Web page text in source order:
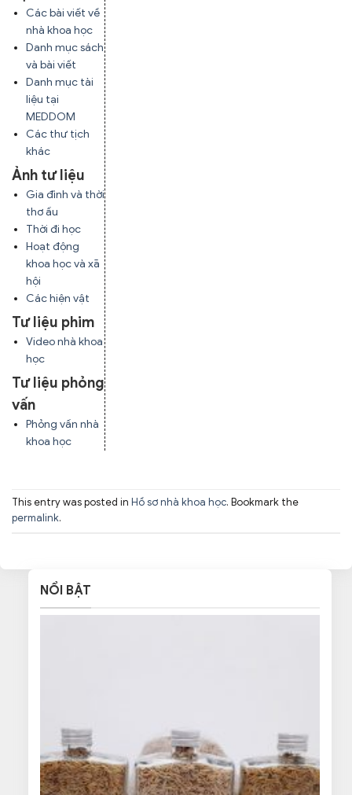
Các bài viết về
nhà khoa học
Danh mục sách
và bài viết
Danh mục tài
liệu tại
MEDDOM
Các thư tịch
khác
Ảnh tư liệu
Gia đình và thời
thơ ấu
Thời đi học
Hoạt động
khoa học và xã
hội
Các hiện vật
Tư liệu phim
Video nhà khoa
học
Tư liệu phỏng
vấn
Phỏng vấn nhà
khoa học
This entry was posted in Hồ sơ nhà khoa học. Bookmark the
permalink.
NỔI BẬT